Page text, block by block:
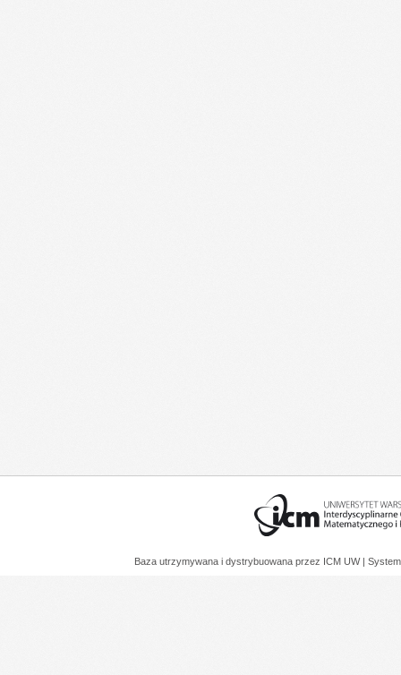
Baza utrzymywana i dystrybuowana przez ICM UW |